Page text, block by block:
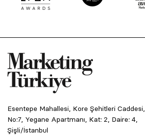
Esentepe Mahallesi, Kore Şehitleri Caddesi,
No:7, Yegane Apartmanı, Kat: 2, Daire: 4,
Şişli/İstanbul